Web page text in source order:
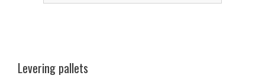
Levering pallets